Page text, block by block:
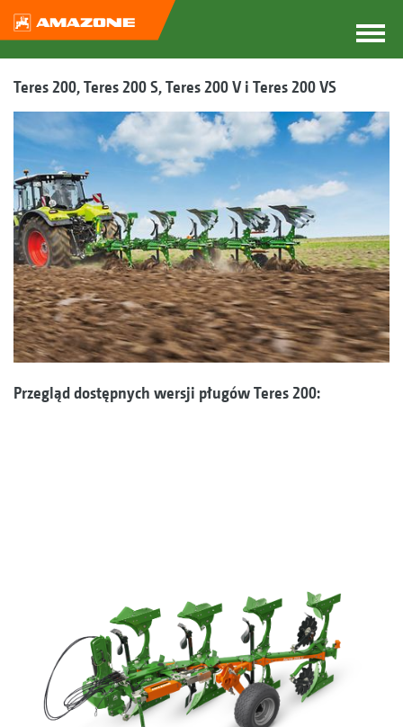
Teres 200, Teres 200 S, Teres 200 V i Teres 200 VS
Przegląd dostępnych wersji pługów Teres 200: